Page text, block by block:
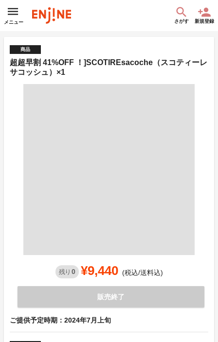
メニュー さがす 新規登録
商品
超超早割 41%OFF ！]SCOTIREsacoche（スコティーレ
サコッシュ）×1
残り 0 ¥9,440 (税込/送料込)
販売終了
ご提供予定時期：2024年7月上旬